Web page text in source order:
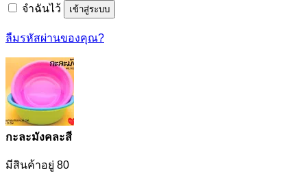
จำฉันไว้ เข้าสู่ระบบ
ลืมรหัสผ่านของคุณ?
กะละมังคละสี
มีสินค้าอยู่ 80